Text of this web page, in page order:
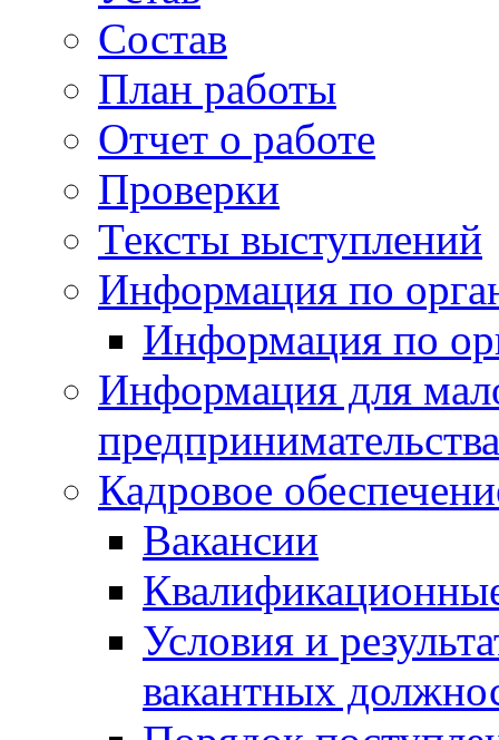
Состав
План работы
Отчет о работе
Проверки
Тексты выступлений
Информация по
Информация по
Информация для
предпринимательства
Кадровое
Вакансии
Условия и
вакантных